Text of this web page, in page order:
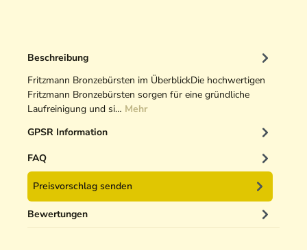
Beschreibung
Fritzmann Bronzebürsten im ÜberblickDie hochwertigen
Fritzmann Bronzebürsten sorgen für eine gründliche
Laufreinigung und si… Mehr
GPSR Information
FAQ
Preisvorschlag senden
Bewertungen